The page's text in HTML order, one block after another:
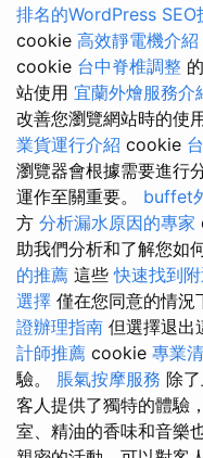
排名的WordPress SEO
cookie 高效靜電機介紹
cookie 台中脊椎調整
站使用 宜蘭外燴服務介
改善您瀏覽網站時的使
業貨運行介紹 cookie
瀏覽器會根據需要進行
運作至關重要。 buffet
方 分析漏水原因的專家
助我們分析和了解您如
的推薦 這些快速找到
選擇 僅在您同意的情況
證辦理指南 但選擇退出
計師推薦 cookie 專業
驗。 脹氣按摩服務 除
客人提供了獨特的體驗
室、精油的香味和音樂